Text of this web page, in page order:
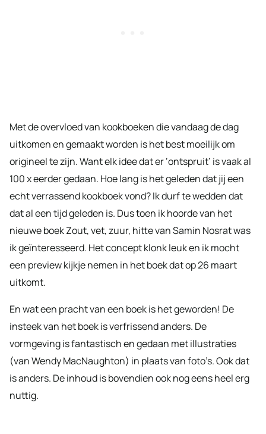
Met de overvloed van kookboeken die vandaag de dag
uitkomen en gemaakt worden is het best moeilijk om
origineel te zijn. Want elk idee dat er ‘ontspruit’ is vaak al
100 x eerder gedaan. Hoe lang is het geleden dat jij een
echt verrassend kookboek vond? Ik durf te wedden dat
dat al een tijd geleden is. Dus toen ik hoorde van het
nieuwe boek Zout, vet, zuur, hitte van Samin Nosrat was
ik geïnteresseerd. Het concept klonk leuk en ik mocht
een preview kijkje nemen in het boek dat op 26 maart
uitkomt.
En wat een pracht van een boek is het geworden! De
insteek van het boek is verfrissend anders. De
vormgeving is fantastisch en gedaan met illustraties
(van Wendy MacNaughton) in plaats van foto’s. Ook dat
is anders. De inhoud is bovendien ook nog eens heel erg
nuttig.